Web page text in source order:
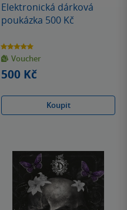
Elektronická dárková
poukázka 500 Kč
5.0
z
5
hvězdiček
Voucher
500 Kč
Koupit